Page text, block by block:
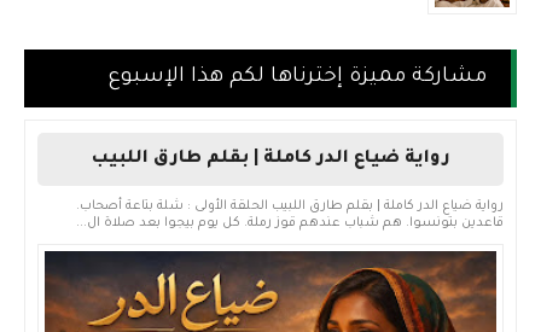
مشاركة مميزة إخترناها لكم هذا الإسبوع
رواية ضياع الدر كاملة | بقلم طارق اللبيب
رواية ضياع الدر كاملة | بقلم طارق اللبيب الحلقة الأولى : شلة بتاعة أصحاب.
قاعدين بتونسوا. هم شباب عندهم قوز رملة. كل يوم بيجوا بعد صلاة ال...